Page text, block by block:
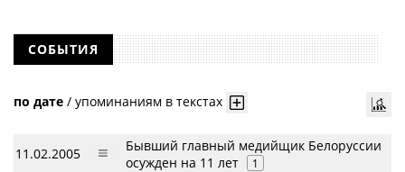
СОБЫТИЯ
по дате / упоминаниям в текстах
11.02.2005
Бывший главный медийщик Белоруссии
осужден на 11 лет
1